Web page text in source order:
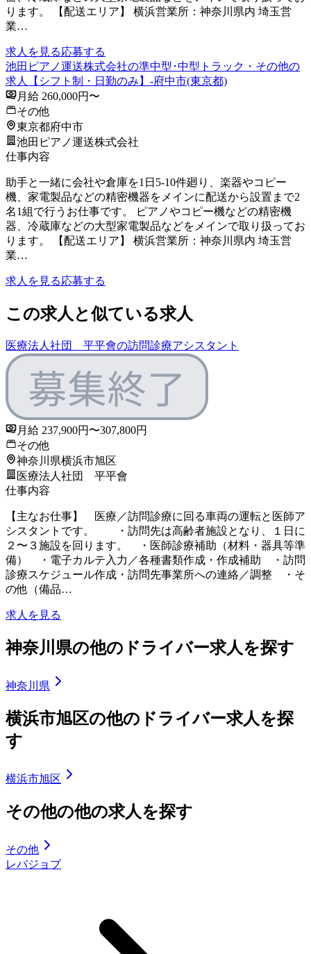
ります。 【配送エリア】 横浜営業所：神奈川県内 埼玉営
業…
求人を見る応募する
池田ピアノ運送株式会社の準中型･中型トラック・その他の
求人【シフト制・日勤のみ】-府中市(東京都)
月給 260,000円〜
その他
東京都府中市
池田ピアノ運送株式会社
仕事内容
助手と一緒に会社や倉庫を1日5-10件廻り、楽器やコピー
機、家電製品などの精密機器をメインに配送から設置まで2
名1組で行うお仕事です。 ピアノやコピー機などの精密機
器、冷蔵庫などの大型家電製品などをメインで取り扱ってお
ります。 【配送エリア】 横浜営業所：神奈川県内 埼玉営
業…
求人を見る応募する
この求人と似ている求人
医療法人社団 平平會の訪問診療アシスタント
月給 237,900円〜307,800円
その他
神奈川県横浜市旭区
医療法人社団 平平會
仕事内容
【主なお仕事】 医療／訪問診療に回る車両の運転と医師ア
シスタントです。 ・訪問先は高齢者施設となり、１日に
２〜３施設を回ります。 ・医師診療補助（材料・器具等準
備） ・電子カルテ入力／各種書類作成・作成補助 ・訪問
診療スケジュール作成・訪問先事業所への連絡／調整 ・そ
の他（備品…
求人を見る
神奈川県の他のドライバー求人を探す
神奈川県
横浜市旭区の他のドライバー求人を探
す
横浜市旭区
その他の他の求人を探す
その他
レバジョブ